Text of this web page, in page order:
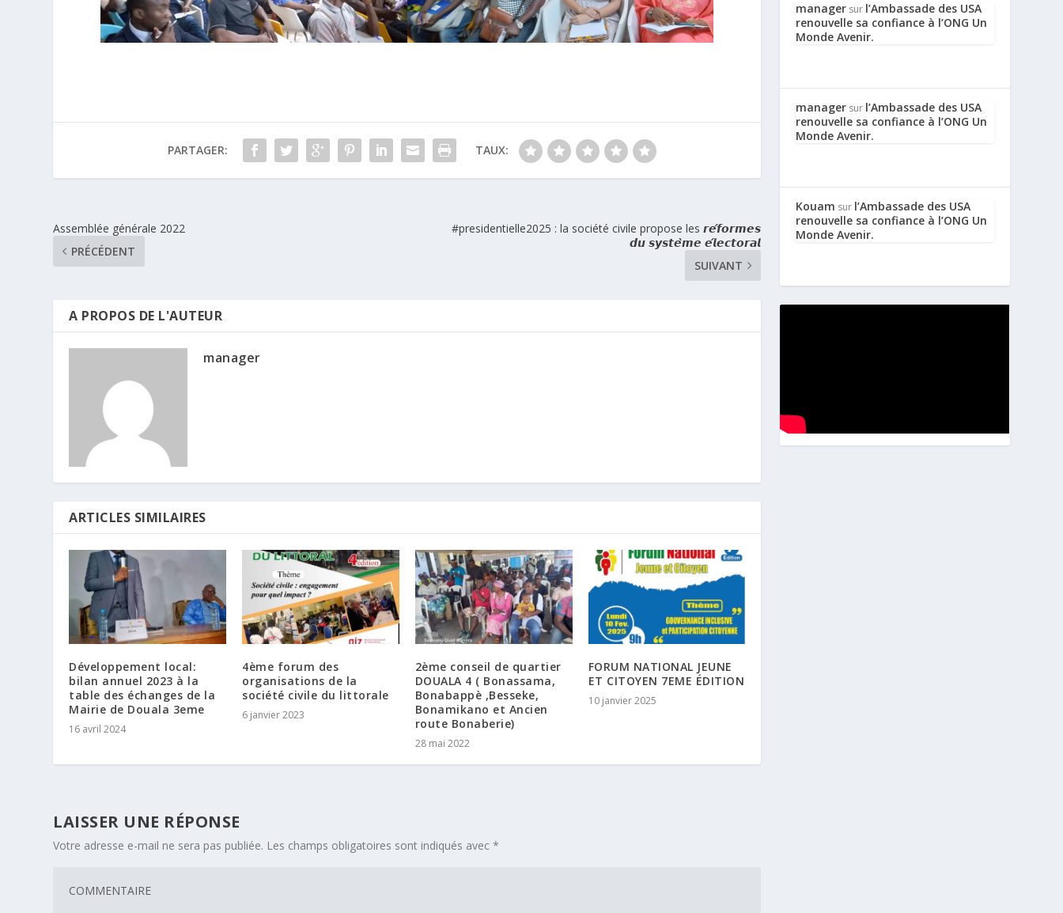
PARTAGER: TAUX:
Assemblée générale 2022
PRÉCÉDENT
#presidentielle2025 : la société civile propose les 𝙧𝙚́𝙛𝙤𝙧𝙢𝙚𝙨
𝙙𝙪 𝙨𝙮𝙨𝙩𝙚̀𝙢𝙚 𝙚́𝙡𝙚𝙘𝙩𝙤𝙧𝙖𝙡
SUIVANT
A PROPOS DE L'AUTEUR
manager
ARTICLES SIMILAIRES
Développement local:
bilan annuel 2023 à la
table des échanges de la
Mairie de Douala 3eme
16 avril 2024
4ème forum des
organisations de la
société civile du littorale
6 janvier 2023
2ème conseil de quartier
DOUALA 4 ( Bonassama,
Bonabappè ,Besseke,
Bonamikano et Ancien
route Bonaberie)
28 mai 2022
FORUM NATIONAL JEUNE
ET CITOYEN 7EME ÉDITION
10 janvier 2025
LAISSER UNE RÉPONSE
Votre adresse e-mail ne sera pas publiée. Les champs obligatoires sont indiqués avec*
manager sur l’Ambassade des USA
renouvelle sa confiance à l’ONG Un
Monde Avenir.
manager sur l’Ambassade des USA
renouvelle sa confiance à l’ONG Un
Monde Avenir.
Kouam sur l’Ambassade des USA
renouvelle sa confiance à l’ONG Un
Monde Avenir.